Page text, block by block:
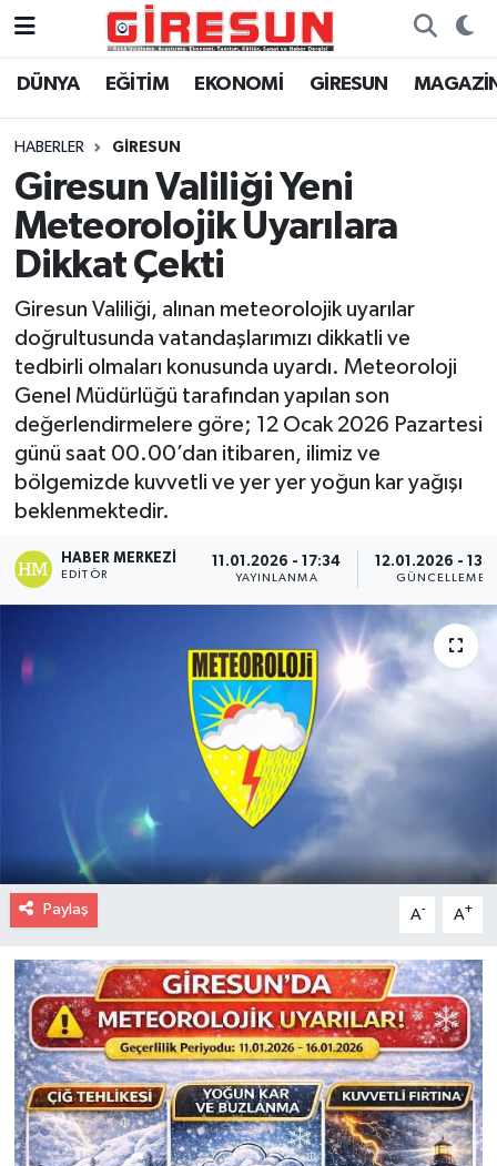
DÜNYA EĞİTİM EKONOMİ GİRESUN
HABERLER GİRESUN
Giresun Valiliği Yeni
Meteorolojik Uyarılara
Dikkat Çekti
Giresun Valiliği, alınan meteorolojik uyarılar
doğrultusunda vatandaşlarımızı dikkatli ve
tedbirli olmaları konusunda uyardı. Meteoroloji
Genel Müdürlüğü tarafından yapılan son
değerlendirmelere göre; 12 Ocak 2026 Pazartesi
günü saat 00.00’dan itibaren, ilimiz ve
bölgemizde kuvvetli ve yer yer yoğun kar yağışı
beklenmektedir.
HABER MERKEZI
EDITÖR
11.01.2026 - 17:34
YAYINLANMA
12.01.2026 -
GÜNCELLEME
Paylaş A- A+
Hava Durumu
Trafik Durumu
Süper Lig Puan Durumu ve Fikstür
Tüm Manşetler
Son Dakika Haberleri
Haber Arşivi